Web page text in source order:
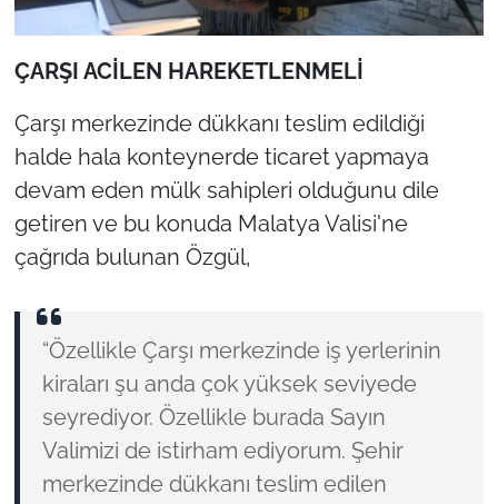
ÇARŞI ACİLEN HAREKETLENMELİ
Çarşı merkezinde dükkanı teslim edildiği
halde hala konteynerde ticaret yapmaya
devam eden mülk sahipleri olduğunu dile
getiren ve bu konuda Malatya Valisi'ne
çağrıda bulunan Özgül,
“Özellikle Çarşı merkezinde iş yerlerinin
kiraları şu anda çok yüksek seviyede
seyrediyor. Özellikle burada Sayın
Valimizi de istirham ediyorum. Şehir
merkezinde dükkanı teslim edilen